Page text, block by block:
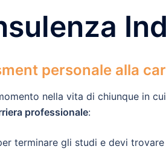
personale alla
nella vita di chiunque in
professionale:
terminare gli studi e devi